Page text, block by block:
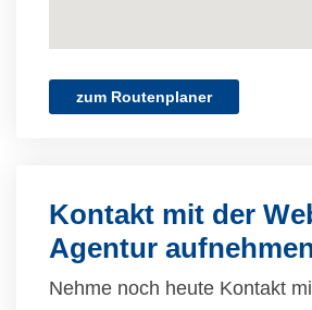
zum Routenplaner
Kontakt mit der
Agentur
Nehme noch heute Kontakt